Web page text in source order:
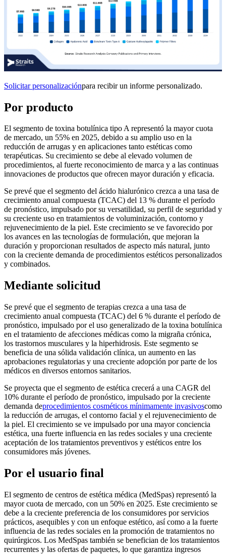
Solicitar personalizaciónpara recibir un informe personalizado.
Por producto
El segmento de toxina botulínica tipo A representó la mayor cuota
de mercado, un 55% en 2025, debido a su amplio uso en la
reducción de arrugas y en aplicaciones tanto estéticas como
terapéuticas. Su crecimiento se debe al elevado volumen de
procedimientos, al fuerte reconocimiento de marca y a las continuas
innovaciones de productos que ofrecen mayor duración y eficacia.
Se prevé que el segmento del ácido hialurónico crezca a una tasa de
crecimiento anual compuesta (TCAC) del 13 % durante el período
de pronóstico, impulsado por su versatilidad, su perfil de seguridad y
su creciente uso en tratamientos de voluminización, contorno y
rejuvenecimiento de la piel. Este crecimiento se ve favorecido por
los avances en las tecnologías de formulación, que mejoran la
duración y proporcionan resultados de aspecto más natural, junto
con la creciente demanda de procedimientos estéticos personalizados
y combinados.
Mediante solicitud
Se prevé que el segmento de terapias crezca a una tasa de
crecimiento anual compuesta (TCAC) del 6 % durante el período de
pronóstico, impulsado por el uso generalizado de la toxina botulínica
en el tratamiento de afecciones médicas como la migraña crónica,
los trastornos musculares y la hiperhidrosis. Este segmento se
beneficia de una sólida validación clínica, un aumento en las
aprobaciones regulatorias y una creciente adopción por parte de los
médicos en diversos entornos sanitarios.
Se proyecta que el segmento de estética crecerá a una CAGR del
10% durante el período de pronóstico, impulsado por la creciente
demanda deprocedimientos cosméticos mínimamente invasivoscomo
la reducción de arrugas, el contorno facial y el rejuvenecimiento de
la piel. El crecimiento se ve impulsado por una mayor conciencia
estética, una fuerte influencia en las redes sociales y una creciente
aceptación de los tratamientos preventivos y estéticos entre los
consumidores más jóvenes.
Por el usuario final
El segmento de centros de estética médica (MedSpas) representó la
mayor cuota de mercado, con un 50% en 2025. Este crecimiento se
debe a la creciente preferencia de los consumidores por servicios
prácticos, asequibles y con un enfoque estético, así como a la fuerte
influencia de las redes sociales en la promoción de tratamientos no
quirúrgicos. Los MedSpas también se benefician de los tratamientos
recurrentes y las ofertas de paquetes, lo que garantiza ingresos